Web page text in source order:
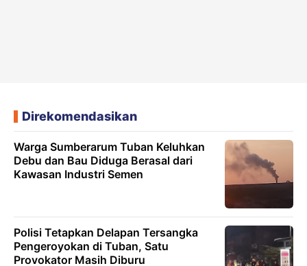
Direkomendasikan
Warga Sumberarum Tuban Keluhkan
Debu dan Bau Diduga Berasal dari
Kawasan Industri Semen
Polisi Tetapkan Delapan Tersangka
Pengeroyokan di Tuban, Satu
Provokator Masih Diburu